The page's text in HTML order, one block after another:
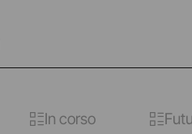
In corso